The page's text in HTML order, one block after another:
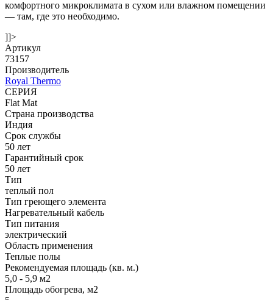
комфортного микроклимата в сухом или влажном помещении
— там, где это необходимо.
]]>
Артикул
73157
Производитель
Royal Thermo
СЕРИЯ
Flat Mat
Страна производства
Индия
Срок службы
50 лет
Гарантийный срок
50 лет
Тип
теплый пол
Тип греющего элемента
Нагревательный кабель
Тип питания
электрический
Область применения
Теплые полы
Рекомендуемая площадь (кв. м.)
5,0 - 5,9 м2
Площадь обогрева, м2